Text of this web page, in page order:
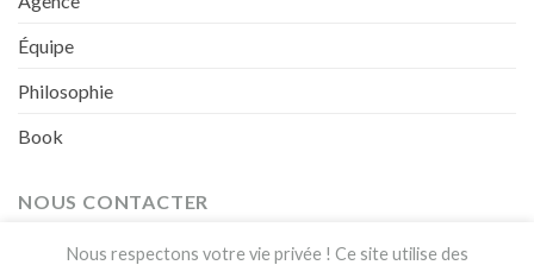
Équipe
Philosophie
Book
NOUS CONTACTER
Nous respectons votre vie privée ! Ce site utilise des